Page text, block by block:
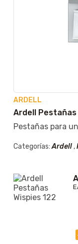
ARDELL
Ardell Pestañas
Pestañas para
Categorías:Ardell,